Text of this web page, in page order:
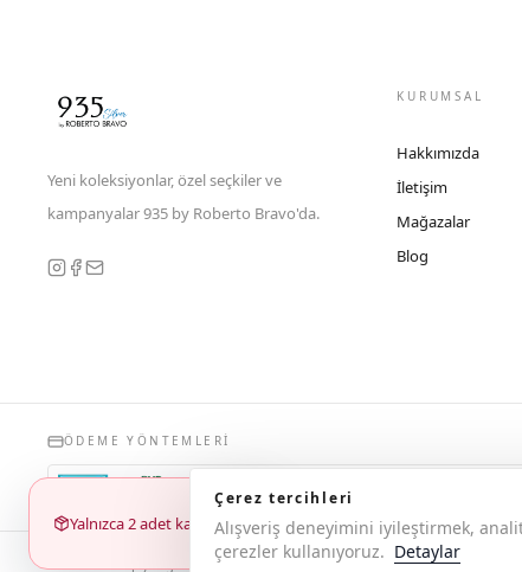
Yalnızca 2 adet kaldı
Yeni koleksiyonlar, özel seçkiler ve
kampanyalar 935 by Roberto Bravo'da.
KURUMSAL
Hakkımızda
İletişim
Mağazalar
Blog
ÖDEME YÖNTEMLERI
© 2026 Copyright 935 by Roberto Bravo
Çerez tercihleri
Alışveriş deneyimini iyileştirmek,
çerezler kullanıyoruz. Detaylar